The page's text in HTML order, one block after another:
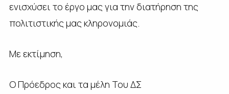
ενισχύσει το έργο μας για την διατήρηση της
πολιτιστικής μας κληρονομιάς.
Με εκτίμηση,
Ο Πρόεδρος και τα μέλη Του ΔΣ